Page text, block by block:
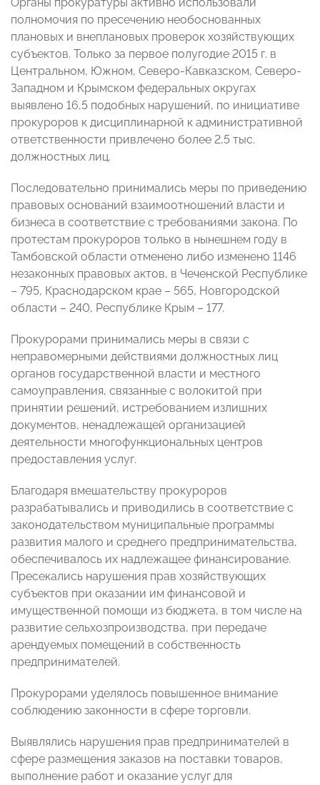
полномочия по пресечению необоснованных
плановых и внеплановых проверок хозяйствующих
субъектов. Только за первое полугодие 2015 г. в
Центральном, Южном, Северо-Кавказском, Северо-
Западном и Крымском федеральных округах
выявлено 16,5 подобных нарушений, по инициативе
прокуроров к дисциплинарной к административной
ответственности привлечено более 2,5 тыс.
должностных лиц.
Последовательно принимались меры по приведению
правовых оснований взаимоотношений власти и
бизнеса в соответствие с требованиями закона. По
протестам прокуроров только в нынешнем году в
Тамбовской области отменено либо изменено 1146
незаконных правовых актов, в Чеченской Республике
– 795, Краснодарском крае – 565, Новгородской
области – 240, Республике Крым – 177.
Прокурорами принимались меры в связи с
неправомерными действиями должностных лиц
органов государственной власти и местного
самоуправления, связанные с волокитой при
принятии решений, истребованием излишних
документов, ненадлежащей организацией
деятельности многофункциональных центров
предоставления услуг.
Благодаря вмешательству прокуроров
разрабатывались и приводились в соответствие с
законодательством муниципальные программы
развития малого и среднего предпринимательства,
обеспечивалось их надлежащее финансирование.
Пресекались нарушения прав хозяйствующих
субъектов при оказании им финансовой и
имущественной помощи из бюджета, в том числе на
развитие сельхозпроизводства, при передаче
арендуемых помещений в собственность
предпринимателей.
Прокурорами уделялось повышенное внимание
соблюдению законности в сфере торговли.
Выявлялись нарушения прав предпринимателей в
сфере размещения заказов на поставки товаров,
выполнение работ и оказание услуг для